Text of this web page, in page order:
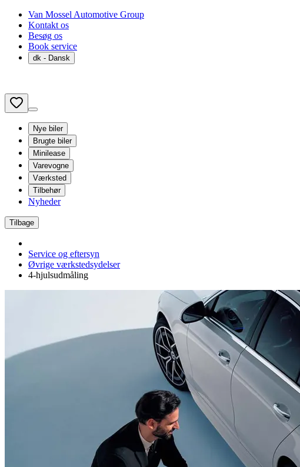
Van Mossel Automotive Group
Kontakt os
Besøg os
Book service
dk - Dansk
Nye biler
Brugte biler
Minilease
Varevogne
Værksted
Tilbehør
Nyheder
Tilbage
Service og eftersyn
Øvrige værkstedsydelser
4-hjulsudmåling